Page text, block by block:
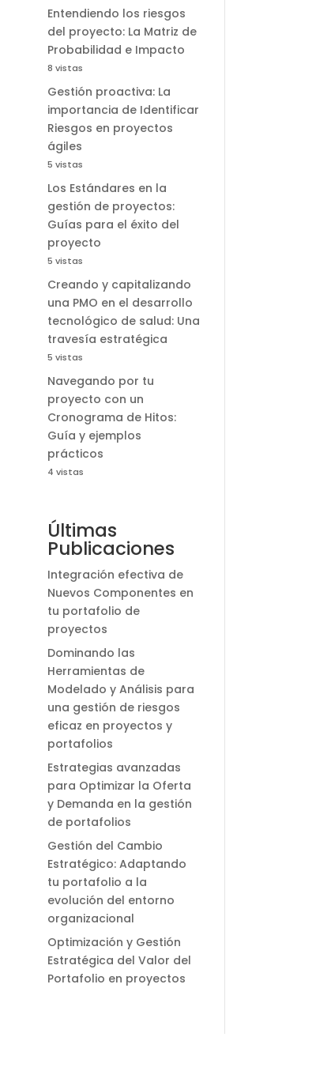
Entendiendo los riesgos
del proyecto: La Matriz de
Probabilidad e Impacto
8 vistas
Gestión proactiva: La
importancia de Identificar
Riesgos en proyectos
ágiles
5 vistas
Los Estándares en la
gestión de proyectos:
Guías para el éxito del
proyecto
5 vistas
Creando y capitalizando
una PMO en el desarrollo
tecnológico de salud: Una
travesía estratégica
5 vistas
Navegando por tu
proyecto con un
Cronograma de Hitos:
Guía y ejemplos
prácticos
4 vistas
Últimas
Publicaciones
Integración efectiva de
Nuevos Componentes en
tu portafolio de
proyectos
Dominando las
Herramientas de
Modelado y Análisis para
una gestión de riesgos
eficaz en proyectos y
portafolios
Estrategias avanzadas
para Optimizar la Oferta
y Demanda en la gestión
de portafolios
Gestión del Cambio
Estratégico: Adaptando
tu portafolio a la
evolución del entorno
organizacional
Optimización y Gestión
Estratégica del Valor del
Portafolio en proyectos